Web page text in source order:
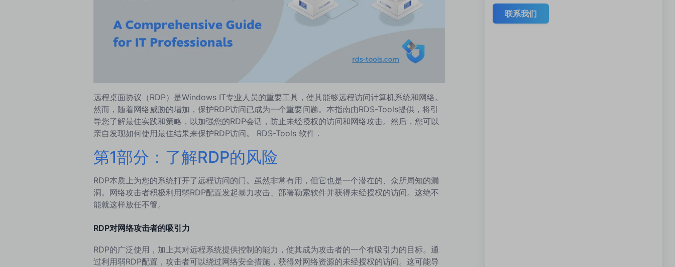
远程桌面协议（RDP）是Windows IT专业人员的重要工具，使其能够远程访问计算机系统和网络。
然而，随着网络威胁的增加，保护RDP访问已成为一个重要问题。本指南由RDS-Tools提供，将引
导您了解最佳实践和策略，以加强您的RDP会话，防止未经授权的访问和网络攻击。然后，您可以
亲自发现如何使用最佳结果来保护RDP访问。 RDS-Tools 软件 .
第1部分：了解RDP的风险
RDP本质上为您的系统打开了远程访问的门。虽然非常有用，但它也是一个潜在的、众所周知的漏
洞。网络攻击者积极利用弱RDP配置发起暴力攻击、部署勒索软件并获得未经授权的访问。这绝不
能就这样放任不管。
RDP对网络攻击者的吸引力
RDP的广泛使用，加上其对远程系统提供控制的能力，使其成为攻击者的一个有吸引力的目标。通
过利用弱RDP配置，攻击者可以绕过网络安全措施，获得对网络资源的未经授权的访问。这可能导
联系我们